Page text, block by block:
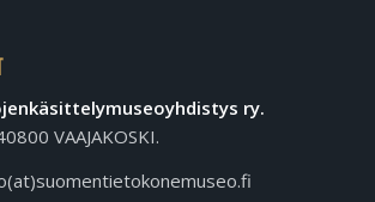
ry.
VAAJAKOSKI.